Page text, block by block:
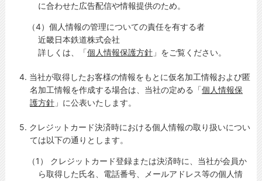
に合わせた広告配信や情報提供のため。
（4）個人情報の管理についての責任を有する者
近畿日本鉄道株式会社
詳しくは、「個人情報保護方針 」をご覧ください。
4. 当社が取得したお客様の情報をもとに仮名加工情報および匿
名加工情報を作成する場合は、当社の定める「個人情報保
護方針 」に公表いたします。
5. クレジットカード決済時における個人情報の取り扱いについ
ては以下の通りとします。
（1） クレジットカード登録または決済時に、当社が会員か
ら取得した氏名、電話番号、メールアドレス等の個人情